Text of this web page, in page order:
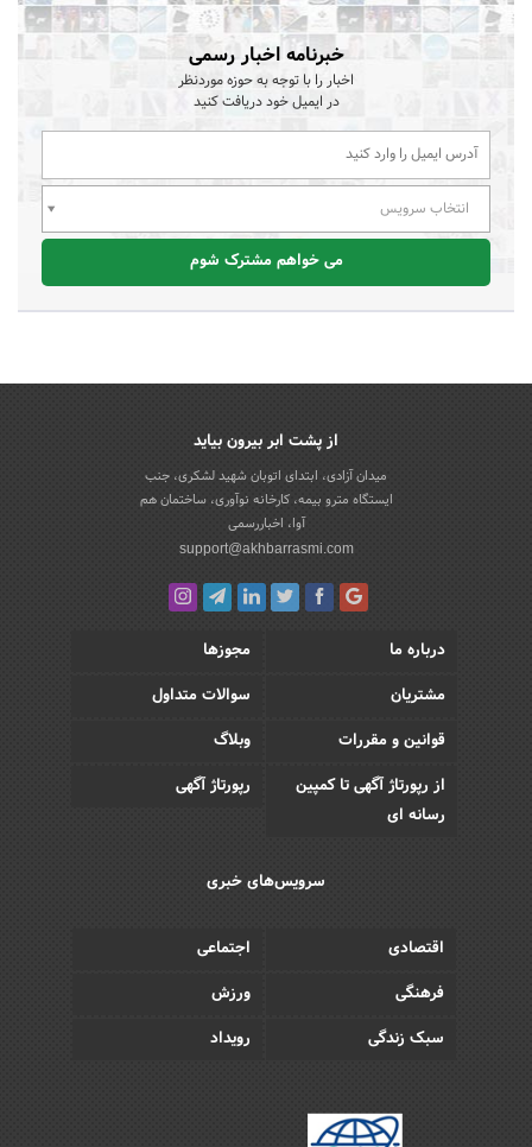
خبرنامه اخبار رسمی
اخبار را با توجه به حوزه موردنظر
در ایمیل خود دریافت کنید
انتخاب سرویس
می خواهم مشترک شوم
از پشت ابر بیرون بیاید
میدان آزادی، ابتدای اتوبان شهید لشکری، جنب
ایستگاه مترو بیمه، کارخانه نوآوری، ساختمان هم
آوا، اخباررسمی
support@akhbarrasmi.com
درباره ما
مجوزها
مشتریان
سوالات متداول
قوانین و مقررات
وبلاگ
از رپورتاژ آگهی تا کمپین
رسانه ای
رپورتاژ آگهی
سرویس‌های خبری
اقتصادی
اجتماعی
فرهنگی
ورزش
سبک زندگی
رویداد